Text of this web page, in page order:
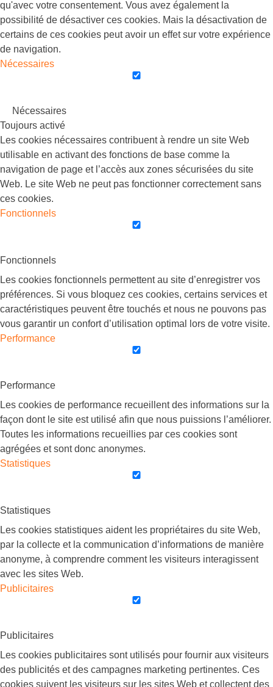
qu'avec votre consentement. Vous avez également la
possibilité de désactiver ces cookies. Mais la désactivation de
certains de ces cookies peut avoir un effet sur votre expérience
de navigation.
Nécessaires
Nécessaires
Toujours activé
Les cookies nécessaires contribuent à rendre un site Web
utilisable en activant des fonctions de base comme la
navigation de page et l’accès aux zones sécurisées du site
Web. Le site Web ne peut pas fonctionner correctement sans
ces cookies.
Fonctionnels
Fonctionnels
Les cookies fonctionnels permettent au site d’enregistrer vos
préférences. Si vous bloquez ces cookies, certains services et
caractéristiques peuvent être touchés et nous ne pouvons pas
vous garantir un confort d’utilisation optimal lors de votre visite.
Performance
Performance
Les cookies de performance recueillent des informations sur la
façon dont le site est utilisé afin que nous puissions l’améliorer.
Toutes les informations recueillies par ces cookies sont
agrégées et sont donc anonymes.
Statistiques
Statistiques
Les cookies statistiques aident les propriétaires du site Web,
par la collecte et la communication d’informations de manière
anonyme, à comprendre comment les visiteurs interagissent
avec les sites Web.
Publicitaires
Publicitaires
Les cookies publicitaires sont utilisés pour fournir aux visiteurs
des publicités et des campagnes marketing pertinentes. Ces
cookies suivent les visiteurs sur les sites Web et collectent des